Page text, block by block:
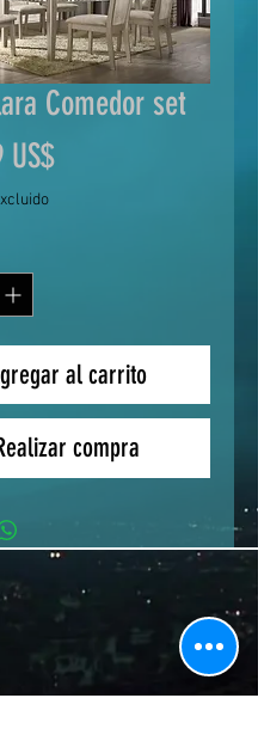
Comedor set
US$Precio
al carrito
compra